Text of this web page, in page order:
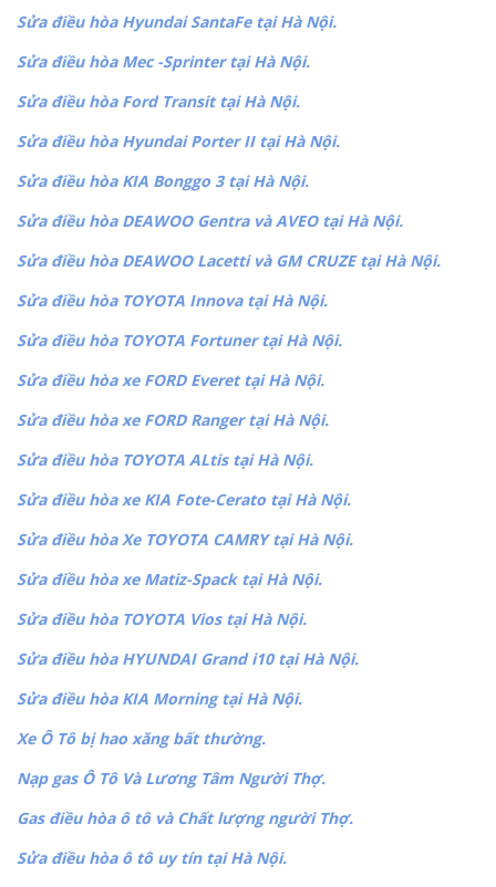
Sửa điều hòa Hyundai SantaFe tại Hà Nội.
Sửa điều hòa Mec -Sprinter tại Hà Nội.
Sửa điều hòa Ford Transit tại Hà Nội.
Sửa điều hòa Hyundai Porter II tại Hà Nội.
Sửa điều hòa KIA Bonggo 3 tại Hà Nội.
Sửa điều hòa DEAWOO Gentra và AVEO tại Hà Nội.
Sửa điều hòa DEAWOO Lacetti và GM CRUZE tại Hà Nội.
Sửa điều hòa TOYOTA Innova tại Hà Nội.
Sửa điều hòa TOYOTA Fortuner tại Hà Nội.
Sửa điều hòa xe FORD Everet tại Hà Nội.
Sửa điều hòa xe FORD Ranger tại Hà Nội.
Sửa điều hòa TOYOTA ALtis tại Hà Nội.
Sửa điều hòa xe KIA Fote-Cerato tại Hà Nội.
Sửa điều hòa Xe TOYOTA CAMRY tại Hà Nội.
Sửa điều hòa xe Matiz-Spack tại Hà Nội.
Sửa điều hòa TOYOTA Vios tại Hà Nội.
Sửa điều hòa HYUNDAI Grand i10 tại Hà Nội.
Sửa điều hòa KIA Morning tại Hà Nội.
Xe Ô Tô bị hao xăng bất thường.
Nạp gas Ô Tô Và Lương Tâm Người Thợ.
Gas điều hòa ô tô và Chất lượng người Thợ.
Sửa điều hòa ô tô uy tín tại Hà Nội.